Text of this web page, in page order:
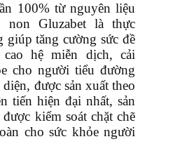
100% từ nguyên liệu
non Gluzabet là thực
giúp tăng cường sức đề
cao hệ miễn dịch, cải
cho người tiểu đường
được sản xuất theo
tiến hiện đại nhất, sản
kiểm soát chặt chẽ
cho sức khỏe người